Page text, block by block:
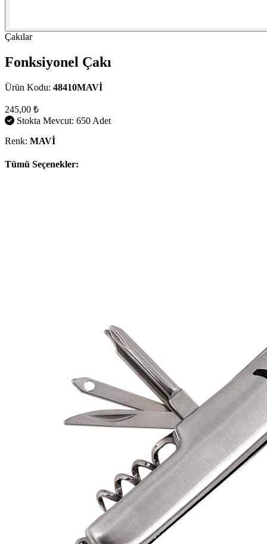
Çakılar
Fonksiyonel Çakı
Ürün Kodu: 48410MAVİ
245,00 ₺
Stokta Mevcut: 650 Adet
Renk: MAVİ
Tümü Seçenekler: